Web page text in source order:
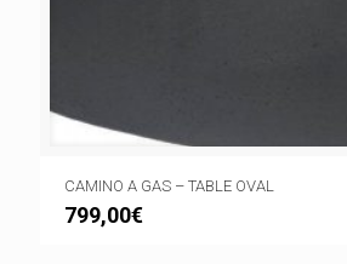
CAMINO A GAS – TABLE OVAL
799,00€